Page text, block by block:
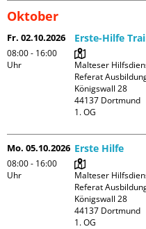
Oktober
Fr. 02.10.2026
08:00 - 16:00
Uhr
Erste-Hilfe
Malteser
Referat
Königswall 28
44137 Dortmund
1. OG
Mo. 05.10.2026
08:00 - 16:00
Uhr
Erste Hilfe
Malteser
Referat
Königswall 28
44137 Dortmund
1. OG